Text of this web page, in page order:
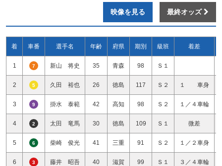
映像を見る 最終オッズ
着 車番 選手名 年齢 府県 期別 級班 着差
1 7 新山 将史 35 青森 98 Ｓ１
2 5 久田 裕也 26 徳島 117 Ｓ２ １ 車身
3 9 掛水 泰範 42 高知 98 Ｓ２ １／４車輪
4 2 太田 竜馬 30 徳島 109 Ｓ１ 微差
5 6 柴崎 俊光 41 三重 91 Ｓ２ １／２車身
6 3 藤井 昭吾 40 滋賀 99 Ｓ１ ３／４車輪